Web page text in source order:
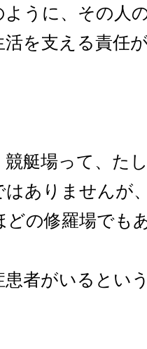
ように、その人
を支える責任
艇場って、た
はありませんが
どの修羅場でも
患者がいるとい